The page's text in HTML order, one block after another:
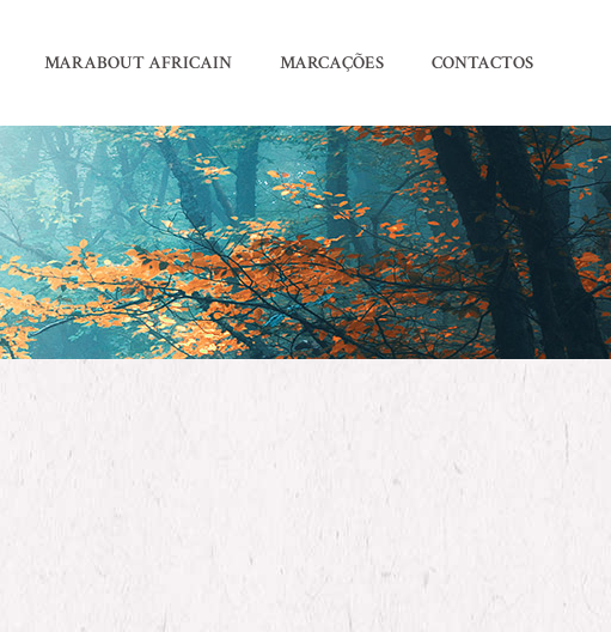
MARABOUT AFRICAIN MARCAÇÕES CONTACTOS